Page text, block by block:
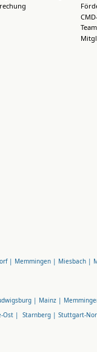
Team
| Memmingen | Miesbach |
| Mainz |
Ost | Starnberg | Stuttgart-